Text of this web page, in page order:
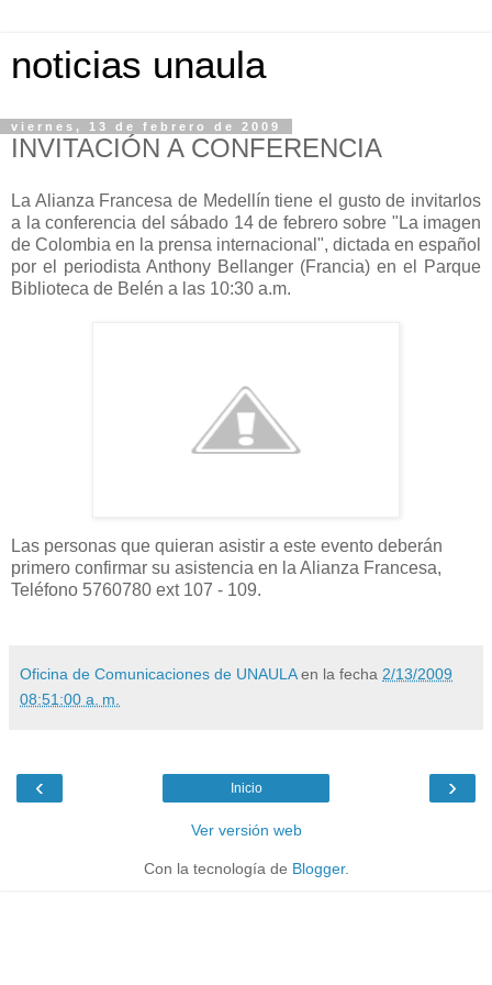
noticias unaula
viernes, 13 de febrero de 2009
INVITACIÓN A CONFERENCIA
La Alianza Francesa de Medellín tiene el gusto de invitarlos
a la conferencia del sábado 14 de febrero sobre "La imagen
de Colombia en la prensa internacional", dictada en español
por el periodista Anthony Bellanger (Francia) en el Parque
Biblioteca de Belén a las 10:30 a.m.
Las personas que quieran asistir a este evento deberán
primero confirmar su asistencia en la Alianza Francesa,
Teléfono 5760780 ext 107 - 109.
Oficina de Comunicaciones de UNAULA en la fecha 2/13/2009
08:51:00 a. m.
‹ ›
Inicio
Ver versión web
Con la tecnología de Blogger.